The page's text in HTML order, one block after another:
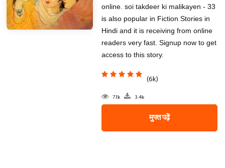
online. soi takdeer ki malikayen - 33
is also popular in Fiction Stories in
Hindi and it is receiving from online
readers very fast. Signup now to get
access to this story.
(6k)
7.1k 3.4k
मुफ्त पढ़ें